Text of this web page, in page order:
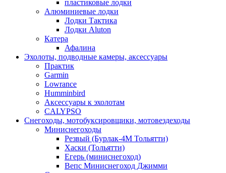
пластиковые лодки
Алюминиевые лодки
Лодки Тактика
Лодки Aluton
Катера
Афалина
Эхолоты, подводные камеры, аксессуары
Практик
Garmin
Lowrance
Humminbird
Аксессуары к эхолотам
CALYPSO
Снегоходы, мотобуксировщики, мотовездеходы
Миниснегоходы
Резвый (Бурлак-4М Тольятти)
Хаски (Тольятти)
Егерь (миниснегоход)
Вепс Миниснегоход Джимми